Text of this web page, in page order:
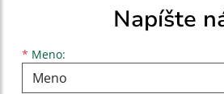
Napíšte
* Meno:
Meno
Priezvisko
E-mailová adresa